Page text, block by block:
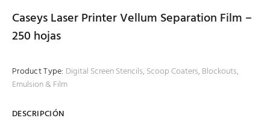
Caseys Laser Printer Vellum Separation Film –
250 hojas
Product Type: Digital Screen Stencils, Scoop Coaters, Blockouts,
Emulsion & Film
DESCRIPCIÓN